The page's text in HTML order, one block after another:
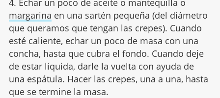
margarina en una sartén pequeña (del diámetro
que queramos que tengan las crepes). Cuando
esté caliente, echar un poco de masa con una
concha, hasta que cubra el fondo. Cuando deje
de estar líquida, darle la vuelta con ayuda de
una espátula. Hacer las crepes, una a una, hasta
que se termine la masa.